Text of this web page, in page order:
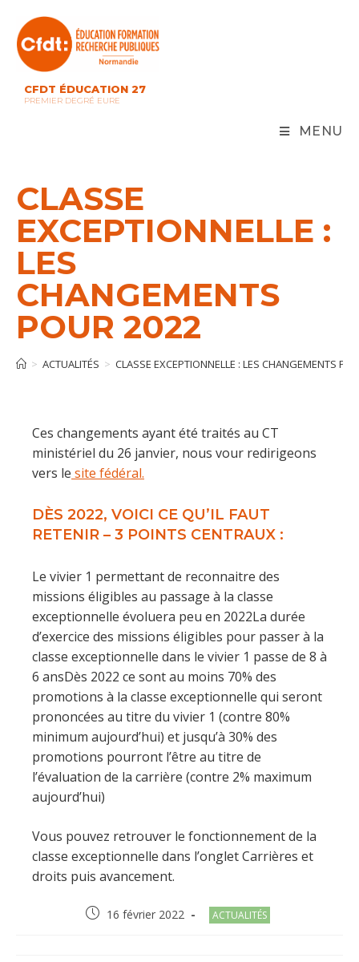
content
CFDT ÉDUCATION 27
PREMIER DEGRÉ EURE
MENU
CLASSE
EXCEPTIONNELLE :
LES
CHANGEMENTS
POUR 2022
> ACTUALITÉS > CLASSE EXCEPTIONNELLE : LES CHANGEMENTS
Ces changements ayant été traités au CT
ministériel du 26 janvier, nous vour redirigeons
vers le site fédéral.
DÈS 2022, VOICI CE QU’IL FAUT
RETENIR – 3 POINTS CENTRAUX :
Le vivier 1 permettant de reconnaitre des
missions éligibles au passage à la classe
exceptionnelle évoluera peu en 2022La durée
d’exercice des missions éligibles pour passer à la
classe exceptionnelle dans le vivier 1 passe de 8 à
6 ansDès 2022 ce sont au moins 70% des
promotions à la classe exceptionnelle qui seront
prononcées au titre du vivier 1 (contre 80%
minimum aujourd’hui) et jusqu’à 30% des
promotions pourront l’être au titre de
l’évaluation de la carrière (contre 2% maximum
aujourd’hui)
Vous pouvez retrouver le fonctionnement de la
classe exceptionnelle dans l’onglet Carrières et
droits puis avancement.
Post16 février 2022
Post
ACTUALITÉS